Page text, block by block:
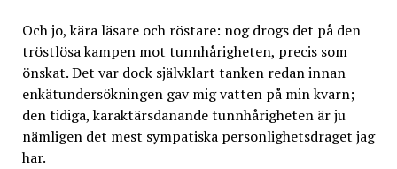
Och jo, kära läsare och röstare: nog drogs det på den
tröstlösa kampen mot tunnhårigheten, precis som
önskat. Det var dock självklart tanken redan innan
enkätundersökningen gav mig vatten på min kvarn;
den tidiga, karaktärsdanande tunnhårigheten är ju
nämligen det mest sympatiska personlighetsdraget jag
har.